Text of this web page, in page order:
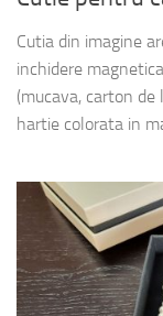
Cutia din imagine
inchidere
(mucava, carton
hartie colorata in